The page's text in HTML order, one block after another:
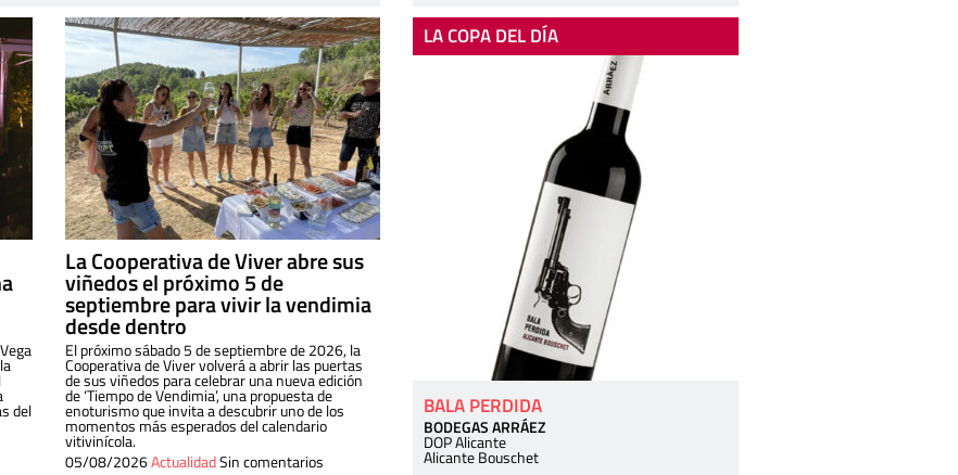
del
La Cooperativa de Viver abre sus
viñedos el próximo 5 de
septiembre para vivir la vendimia
desde dentro
El próximo sábado 5 de septiembre de 2026, la
Cooperativa de Viver volverá a abrir las puertas
de sus viñedos para celebrar una nueva edición
de ‘Tiempo de Vendimia’, una propuesta de
enoturismo que invita a descubrir uno de los
momentos más esperados del calendario
vitivinícola.
05/08/2026ActualidadSin comentarios
LA COPA DEL DÍA
BALA PERDIDA
BODEGAS ARRÁEZ
DOP Alicante
Alicante Bouschet